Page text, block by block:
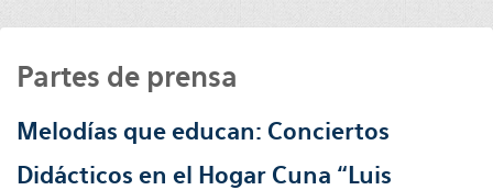
Partes de prensa
Melodías que educan: Conciertos
Didácticos en el Hogar Cuna “Luis